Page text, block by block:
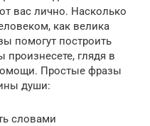
вас лично. Насколько
как велика
помогут построить
глядя в
Простые фразы
души:
словами